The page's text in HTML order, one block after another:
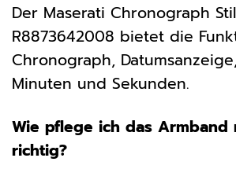
Der Maserati Chronograph
R8873642008 bietet die
Chronograph,
Minuten und Sekunden.
Wie pflege ich das Armband
richtig?